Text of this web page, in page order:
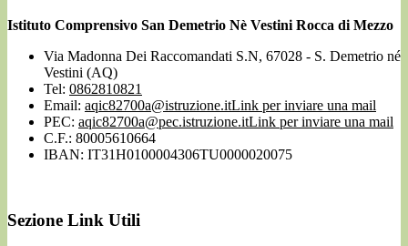
Istituto Comprensivo San Demetrio Nè Vestini Rocca di Mezzo
Via Madonna Dei Raccomandati S.N, 67028 - S. Demetrio né
Vestini (AQ)
Tel: 0862810821
Email: aqic82700a@istruzione.itLink per inviare una mail
PEC: aqic82700a@pec.istruzione.itLink per inviare una mail
C.F.: 80005610664
IBAN: IT31H0100004306TU0000020075
Sezione Link Utili